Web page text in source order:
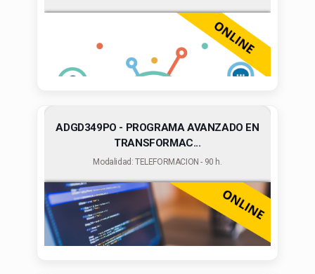
ADGD349PO - PROGRAMA AVANZADO EN
TRANSFORMAC...
Modalidad: TELEFORMACION - 90 h.